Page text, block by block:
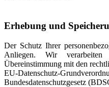
Erhebung und
Der Schutz Ihrer
Anliegen. Wir
Übereinstimmung mit den
EU-Datenschutz-
Bundesdatenschutzgesetz